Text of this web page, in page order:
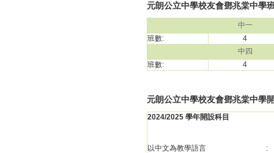
元朗公立中學校友會鄧兆棠中學
中一
班數:
4
中四
班數:
4
元朗公立中學校友會鄧兆棠中學
2024/2025 學年開設科目
以中文為教學語言 :